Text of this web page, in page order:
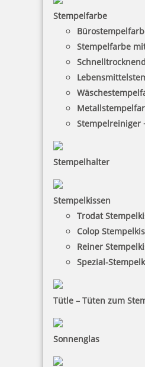
Stempelfarbe
Stempelfarbe
Stempelreiniger
Stempelhalter
Stempelkissen
Trodat
Colop
Reiner
Spezial-
Tütle – Tüten zum
Sonnenglas
HINWEISE
Versandinformationen
Zahlungsbedingungen
Dateiformate
INFORMATIONEN
Impressum